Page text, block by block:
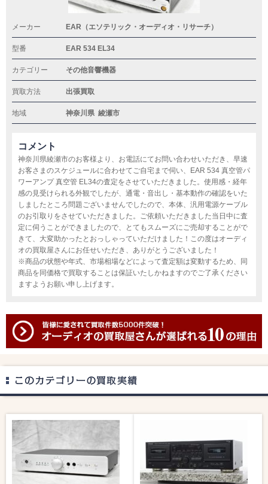
メーカー EAR（エソテリック・オーディオ・リサーチ）
型番 EAR 534 EL34
カテゴリー その他音響機器
買取方法 出張買取
地域 神奈川県 綾瀬市
コメント
神奈川県綾瀬市のお客様より、お電話にてお問い合わせいただき、早速
お客さまのスケジュールに合わせてご自宅まで伺い、EAR 534 真空管パ
ワーアンプ 真空管 EL34の査定をさせていただきました。使用感・経年
感の見受けられる外観でしたが、通電・音出し・基本動作の確認をいた
しましたところ問題ございませんでしたので、本体、汎用電源ケーブル
のお引取りをさせていただきました。ご依頼いただきました当日中に査
定に伺うことができましたので、とてもスムーズにご売却することがで
きて、大変助かったとおっしゃっていただけました！この度はオーディ
オの買取屋さんにお任せいただき、ありがとうございました！
※商品の状態や年式、市場相場などによって査定額は変動するため、同
商品を同価格で買取することは保証いたしかねますのでご了承ください
ますようお願い申し上げます。